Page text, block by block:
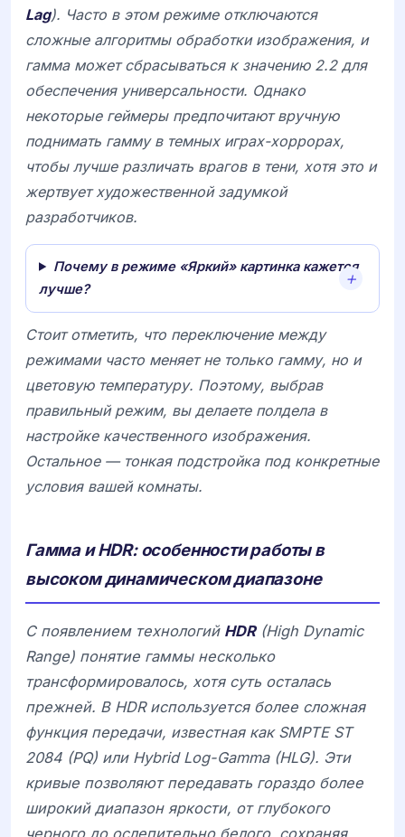
Lag). Часто в этом режиме отключаются
сложные алгоритмы обработки изображения, и
гамма может сбрасываться к значению 2.2 для
обеспечения универсальности. Однако
некоторые геймеры предпочитают вручную
поднимать гамму в темных играх-хоррорах,
чтобы лучше различать врагов в тени, хотя это и
жертвует художественной задумкой
разработчиков.
Почему в режиме «Яркий» картинка кажется
лучше?
Стоит отметить, что переключение между
режимами часто меняет не только гамму, но и
цветовую температуру. Поэтому, выбрав
правильный режим, вы делаете полдела в
настройке качественного изображения.
Остальное — тонкая подстройка под конкретные
условия вашей комнаты.
Гамма и HDR: особенности работы в
высоком динамическом диапазоне
С появлением технологий HDR(High Dynamic
Range) понятие гаммы несколько
трансформировалось, хотя суть осталась
прежней. В HDR используется более сложная
функция передачи, известная как SMPTE ST
2084 (PQ) или Hybrid Log-Gamma(HLG). Эти
кривые позволяют передавать гораздо более
широкий диапазон яркости, от глубокого
черного до ослепительно белого, сохраняя